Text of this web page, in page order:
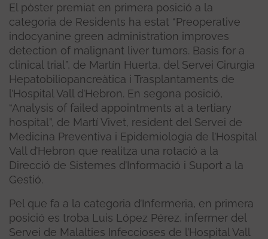
El pòster premiat en primera posició a la
categoria de Residents ha estat “Preoperative
indocyanine green administration improves
detection of malignant liver tumors. Basis for a
clinical trial”, de Martín Huerta, del Servei Cirurgia
Hepatobiliopancreàtica i Trasplantaments de
l’Hospital Vall d’Hebron. En segona posició,
“Analysis of failed appointments at a tertiary
hospital”, de Martí Vivet, resident del Servei de
Medicina Preventiva i Epidemiologia de l’Hospital
Vall d’Hebron que realitza una rotació a la
Direcció de Sistemes d’Informació i Suport a la
Gestió.
Pel que fa a la categoria d’Infermeria, en primera
posició es troba Luis López Pérez, infermer del
Servei de Malalties Infeccioses de l’Hospital Vall